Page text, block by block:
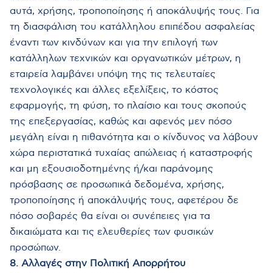
αυτά, χρήσης, τροποποίησης ή αποκάλυψής τους. Για
τη διασφάλιση του κατάλληλου επιπέδου ασφαλείας
έναντι των κινδύνων και για την επιλογή των
κατάλληλων τεχνικών και οργανωτικών μέτρων, η
εταιρεία λαμβάνει υπόψη της τις τελευταίες
τεχνολογικές και άλλες εξελίξεις, το κόστος
εφαρμογής, τη φύση, το πλαίσιο και τους σκοπούς
της επεξεργασίας, καθώς και αφενός μεν πόσο
μεγάλη είναι η πιθανότητα και ο κίνδυνος να λάβουν
χώρα περιστατικά τυχαίας απώλειας ή καταστροφής
και μη εξουσιοδοτημένης ή/και παράνομης
πρόσβασης σε προσωπικά δεδομένα, χρήσης,
τροποποίησης ή αποκάλυψής τους, αφετέρου δε
πόσο σοβαρές θα είναι οι συνέπειες για τα
δικαιώματα και τις ελευθερίες των φυσικών
προσώπων.
8. Αλλαγές στην Πολιτική Απορρήτου